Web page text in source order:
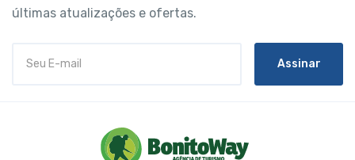
últimas atualizações e ofertas.
Assinar